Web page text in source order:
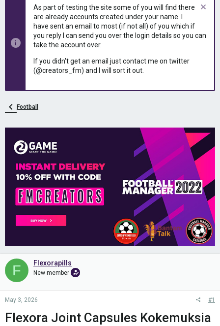
t
a
d
a
t
e
As part of testing the site some of you will find there
are already accounts created under your name. I
have sent an email to most (if not all) of you which if
you reply I can send you over the login details so you can
take the account over.
If you didn't get an email just contact me on twitter
(@creators_fm) and I will sort it out.
Football
F Flexorapills
New member
May 3, 2026 #1
Flexora Joint Capsules Kokemuksia